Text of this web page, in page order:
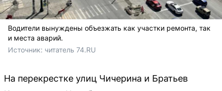
Водители вынуждены объезжать как участки ремонта, так
и места аварий.
Источник: читатель 74.RU
На перекрестке улиц Чичерина и Братьев